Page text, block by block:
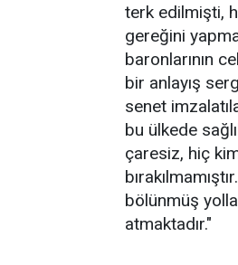
terk edilmişti,
gereğini
baronlarının
bir anlayış
senet
bu ülkede
çaresiz, hiç
bölünmüş
atmaktadır."